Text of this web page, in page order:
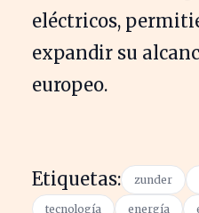
eléctricos,
expandir su
europeo.
Etiquetas: zunder
tecnología energía